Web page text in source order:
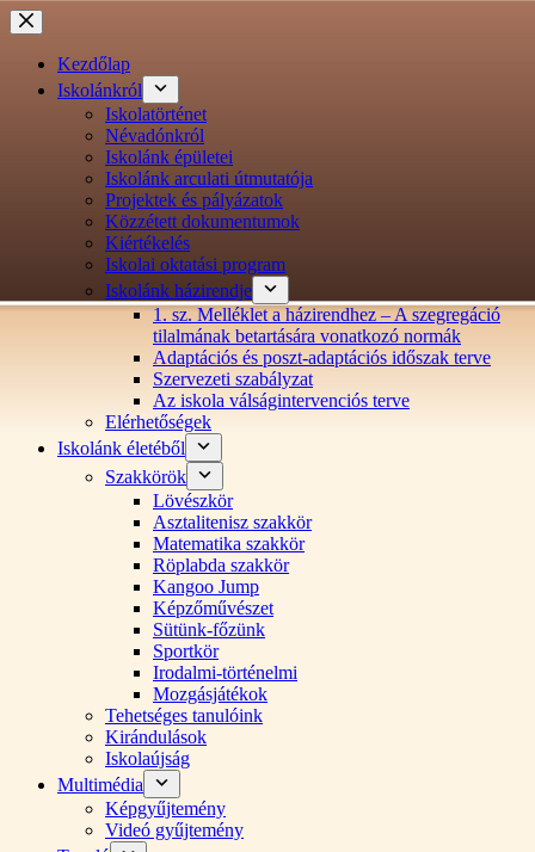
Ugrás
a
tartalomraKezdőlap
Iskolánkról
Iskolatörténet
Névadónkról
Iskolánk épületei
Iskolánk arculati útmutatója
Projektek és pályázatok
Közzétett dokumentumok
Kiértékelés
Iskolai oktatási program
Iskolánk házirendje
1. sz. Melléklet a házirendhez – A szegregáció
tilalmának betartására vonatkozó normák
Adaptációs és poszt-adaptációs időszak terve
Szervezeti szabályzat
Az iskola válságintervenciós terve
Elérhetőségek
Iskolánk életéből
Szakkörök
Lövészkör
Asztalitenisz szakkör
Matematika szakkör
Röplabda szakkör
Kangoo Jump
Képzőművészet
Sütünk-főzünk
Sportkör
Irodalmi-történelmi
Mozgásjátékok
Tehetséges tanulóink
Kirándulások
Iskolaújság
Multimédia
Képgyűjtemény
Videó gyűjtemény